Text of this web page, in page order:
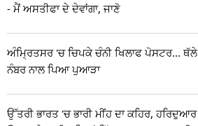
- ਮੈਂ ਅਸਤੀਫਾ ਦੇ ਦੇਵਾਂਗਾ, ਜਾਣੋ
ਅੰਮ੍ਰਿਤਸਰ 'ਚ ਚਿਪਕੇ ਚੰਨੀ ਖਿਲਾਫ ਪੋਸਟਰ...
ਨੰਬਰ ਨਾਲ ਪਿਆ ਪੁਆੜਾ
ਉੱਤਰੀ ਭਾਰਤ 'ਚ ਭਾਰੀ ਮੀਂਹ ਦਾ ਕਹਿਰ,